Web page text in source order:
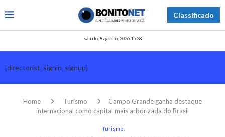
Classificado
sábado, 8 agosto, 2026 15:28
[directorist_signin_signup]
Home Turismo
Campo Grande ganha destaque
internacional como capital mais arborizada do Brasil
Turismo